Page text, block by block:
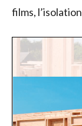
films,